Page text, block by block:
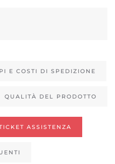
E COSTI DI SPEDIZIONE
QUALITÀ DEL PRODOTTO
ASSISTENZA